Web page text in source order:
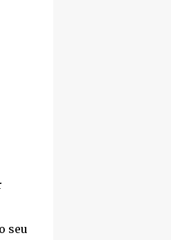
seu